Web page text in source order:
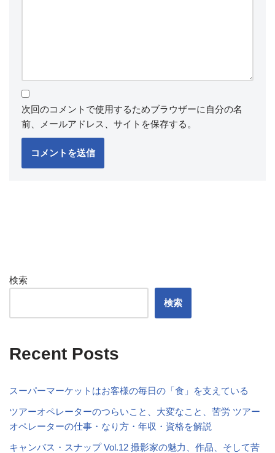
次回のコメントで使用するためブラウザーに自分の名
前、メールアドレス、サイトを保存する。
検索
検索
Recent Posts
スーパーマーケットはお客様の毎日の「食」を支えている
ツアーオペレーターのつらいこと、大変なこと、苦労 ツアー
オペレーターの仕事・なり方・年収・資格を解説
キャンバス・スナップ Vol.12 撮影家の魅力、作品、そして苦